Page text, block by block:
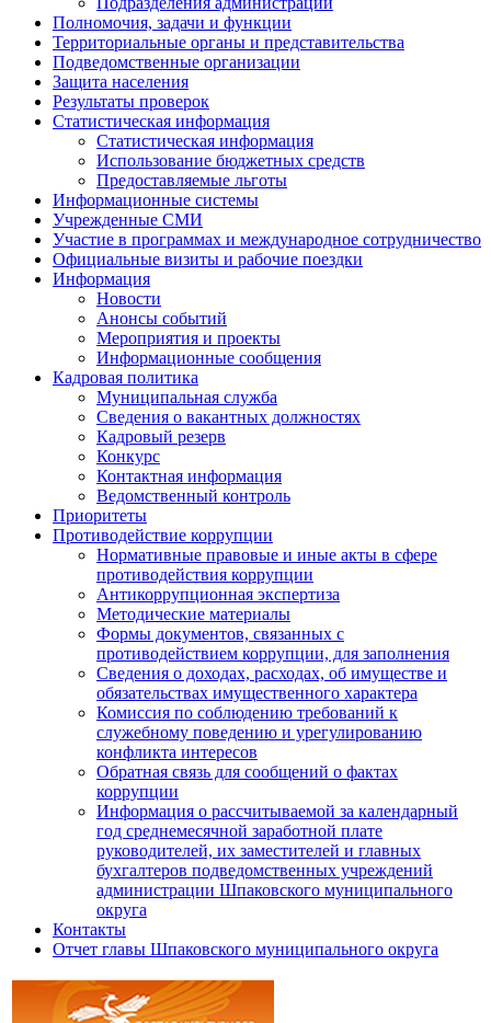
Полномочия, задачи и функции
Территориальные органы и представительства
Подведомственные организации
Защита населения
Результаты проверок
Статистическая информация
Статистическая информация
Использование бюджетных средств
Предоставляемые льготы
Информационные системы
Учрежденные СМИ
Участие в программах и международное сотрудничество
Официальные визиты и рабочие поездки
Информация
Новости
Анонсы событий
Мероприятия и проекты
Информационные сообщения
Кадровая политика
Муниципальная служба
Сведения о вакантных должностях
Кадровый резерв
Конкурс
Контактная информация
Ведомственный контроль
Приоритеты
Противодействие коррупции
Нормативные правовые и иные акты в сфере
противодействия коррупции
Антикоррупционная экспертиза
Методические материалы
Формы документов, связанных с
противодействием коррупции, для заполнения
Сведения о доходах, расходах, об имуществе и
обязательствах имущественного характера
Комиссия по соблюдению требований к
служебному поведению и урегулированию
конфликта интересов
Обратная связь для сообщений о фактах
коррупции
Информация о рассчитываемой за календарный
год среднемесячной заработной плате
руководителей, их заместителей и главных
бухгалтеров подведомственных учреждений
администрации Шпаковского муниципального
округа
Контакты
Отчет главы Шпаковского муниципального округа